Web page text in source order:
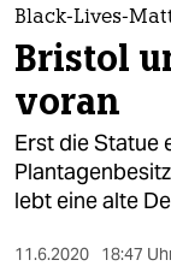
themen
politik
öko
gesellschaft
Black-Lives-
Bristol
voran
Erst die Statue
lebt eine alte
11.6.2020 18:47